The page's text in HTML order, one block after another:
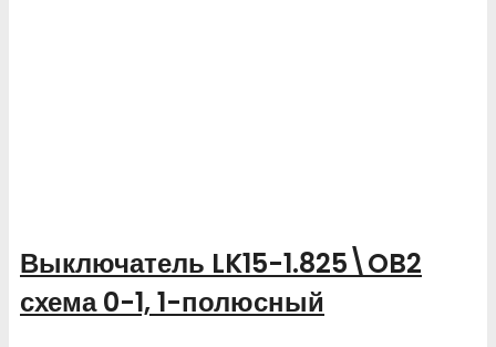
Выключатель LK15-1.825\OB2
схема 0-1, 1-полюсный